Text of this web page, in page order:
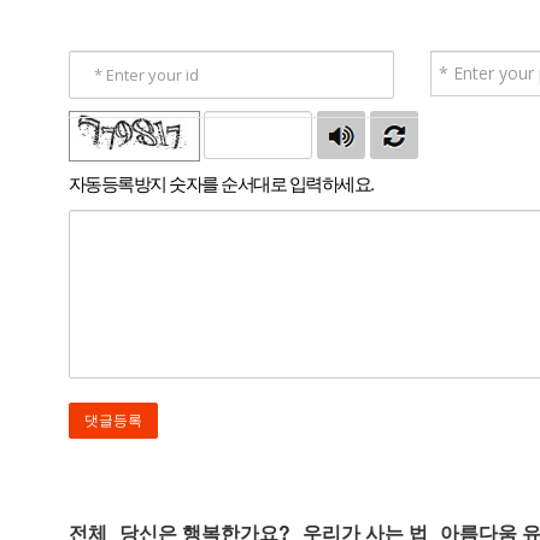
자동등록방지 숫자를 순서대로 입력하세요.
전체 당신은 행복한가요? 우리가 사는 법 아름다움